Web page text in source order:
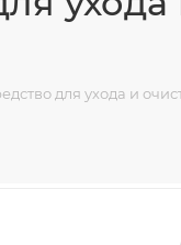
для ухода и